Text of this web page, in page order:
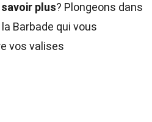
plus? Plongeons dans
Barbade qui vous
vos valises